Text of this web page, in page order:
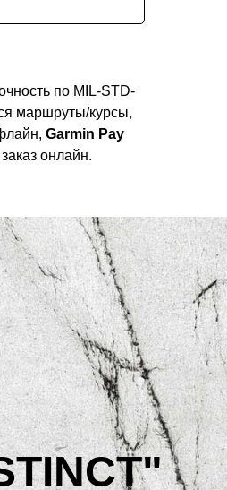
по MIL-STD-
маршруты/курсы,
Garmin Pay
онлайн.